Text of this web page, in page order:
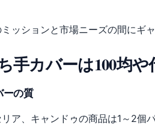
ッションと市場ニーズの間にギ
手カバーは100均
ーの質
ア、キャンドゥの商品は1～2個